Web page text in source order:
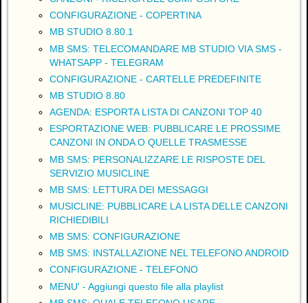
CONFIGURAZIONE - COPERTINA
MB STUDIO 8.80.1
MB SMS: TELECOMANDARE MB STUDIO VIA SMS -
WHATSAPP - TELEGRAM
CONFIGURAZIONE - CARTELLE PREDEFINITE
MB STUDIO 8.80
AGENDA: ESPORTA LISTA DI CANZONI TOP 40
ESPORTAZIONE WEB: PUBBLICARE LE PROSSIME
CANZONI IN ONDA O QUELLE TRASMESSE
MB SMS: PERSONALIZZARE LE RISPOSTE DEL
SERVIZIO MUSICLINE
MB SMS: LETTURA DEI MESSAGGI
MUSICLINE: PUBBLICARE LA LISTA DELLE CANZONI
RICHIEDIBILI
MB SMS: CONFIGURAZIONE
MB SMS: INSTALLAZIONE NEL TELEFONO ANDROID
CONFIGURAZIONE - TELEFONO
MENU' - Aggiungi questo file alla playlist